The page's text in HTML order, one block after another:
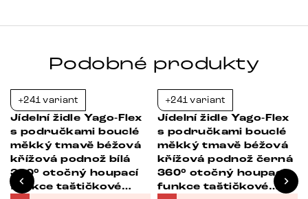
Podobné produkty
+241 variant
Jídelní židle Yago-Flex
s područkami bouclé
měkký tmavě béžová
křížová podnož bílá
360° otočný houpací
funkce taštičkové
+241 variant
Jídelní židle Yago-Flex
s područkami bouclé
měkký tmavě béžová
křížová podnož černá
360° otočný houpací
funkce taštičkové